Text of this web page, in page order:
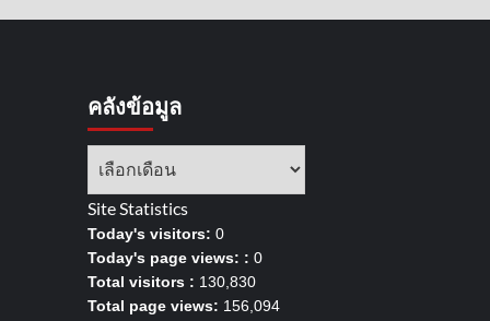
คลังข้อมูล
Site Statistics
Today's visitors: 0
Today's page views: : 0
Total visitors : 130,830
Total page views: 156,094